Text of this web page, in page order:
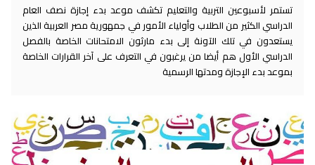
تستمر لأسبوعين التربية والتعليم تكشف موعد بدء إجازة نصف العام
الدراسي الكثير من الطلاب وأولياء الأمور في جمهورية مصر العربية الذين
يستعدون في تلك الآونة إلى بدء مارثون الامتحانات الخاصة بالفصل
الدراسي الأول هم أيضا من يرغبون في التعرف على آخر القرارات الخاصة
بموعد بدء الإجازة ومدتها الرسمية